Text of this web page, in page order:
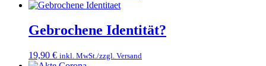
Gebrochene Identität?
19,90 € inkl. MwSt./zzgl. Versand